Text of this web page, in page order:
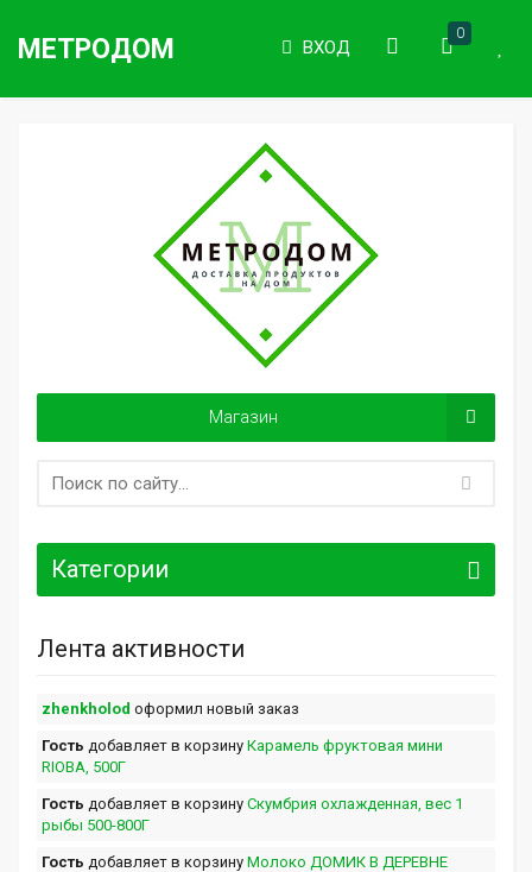
МЕТРОДОМ ВХОД
0
Магазин
Категории
Лента активности
zhenkholod оформил новый заказ
Гость добавляет в корзину Карамель фруктовая мини
RIOBA, 500Г
Гость добавляет в корзину Скумбрия охлажденная, вес 1
рыбы 500-800Г
Гость добавляет в корзину Молоко ДОМИК В ДЕРЕВНЕ